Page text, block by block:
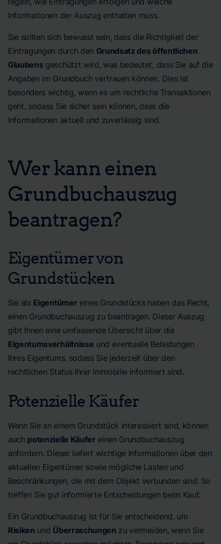
Informationen der Auszug enthalten muss.
Sie sollten sich bewusst sein, dass die Richtigkeit der
Eintragungen durch den Grundsatz des öffentlichen
Glaubens geschützt wird, was bedeutet, dass Sie auf die
Angaben im Grundbuch vertrauen können. Dies ist
besonders wichtig, wenn es um rechtliche Transaktionen
geht, sodass Sie sicher sein können, dass die
Informationen aktuell und zuverlässig sind.
Wer kann einen
Grundbuchauszug
beantragen?
Eigentümer von
Grundstücken
Sie als Eigentümer eines Grundstücks haben das Recht,
einen Grundbuchauszug zu beantragen. Dieser Auszug
gibt Ihnen eine umfassende Übersicht über die
Eigentumsverhältnisse und eventuelle Belastungen
Ihres Eigentums, sodass Sie jederzeit über den
rechtlichen Status Ihrer Immobilie informiert sind.
Potenzielle Käufer
Wenn Sie an einem Grundstück interessiert sind, können
auch potenzielle Käufer einen Grundbuchauszug
anfordern. Dieser liefert wichtige Informationen über den
aktuellen Eigentümer sowie mögliche Lasten und
Beschränkungen, die mit dem Objekt verbunden sind. So
treffen Sie gut informierte Entscheidungen beim Kauf.
Ein Grundbuchauszug ist für Sie entscheidend, um
Risiken und Überraschungen zu vermeiden, wenn Sie